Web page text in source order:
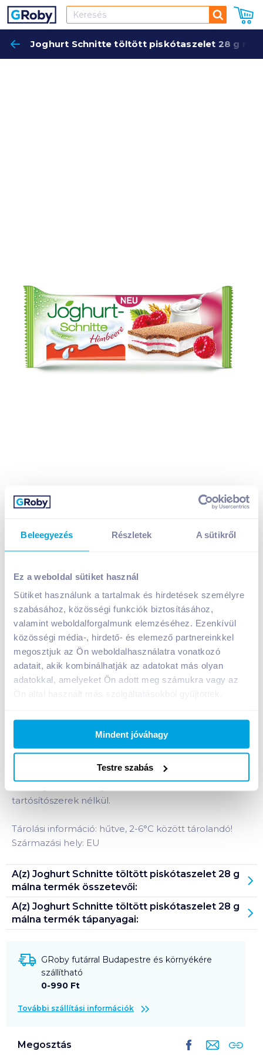
Beleegyezés Részletek A sütikről
Ez a weboldal sütiket használ
Sütiket használunk a tartalmak és hirdetések személyre
szabásához, közösségi funkciók biztosításához,
valamint weboldalforgalmunk elemzéséhez. Ezenkívül
közösségi média-, hirdető- és elemező partnereinkkel
megosztjuk az Ön weboldalhasználatra vonatkozó
adatait, akik kombinálhatják az adatokat más olyan
adatokkal, amelyeket Ön adott meg számukra vagy az
Mindent jóváhagy
Testre szabás
Keresés
Joghurt Schnitte töltött piskótaszelet 28 g
Joghurt Schnitte töltött piskótaszelet 28 g málna
A termék jelenleg nem elérhető
Bevásárlólistához adom Értesíts, ha olcsóbb!
Termékleírás a(z) Joghurt Schnitte töltött
piskótaszelet 28 g málna termékhez:
Joghurt-Schnitte málnás frissítő joghurtos finomság,
mely mindig jól jön, ha egy kis szünetre van
tartósítószerek nélkül.
Tárolási információ: hűtve, 2-6°C között tárolandó!
Származási hely: EU
A(z) Joghurt Schnitte töltött piskótaszelet 28 g
málna termék összetevői:
A(z) Joghurt Schnitte töltött piskótaszelet 28 g
málna termék tápanyagai:
GRoby futárral Budapestre és környékére
szállítható
0-990 Ft
További szállítási információk
Megosztás